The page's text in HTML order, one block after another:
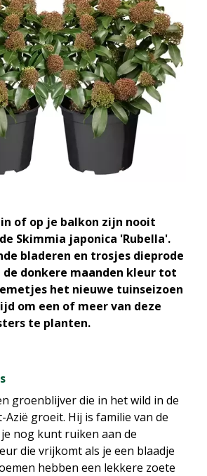
of op je balkon zijn nooit
Skimmia japonica 'Rubella'.
bladeren en trosjes dieprode
de donkere maanden kleur tot
het nieuwe tuinseizoen
om een of meer van deze
te planten.
groenblijver die in het wild in de
Azië groeit. Hij is familie van de
nog kunt ruiken aan de
die vrijkomt als je een blaadje
hebben een lekkere zoete